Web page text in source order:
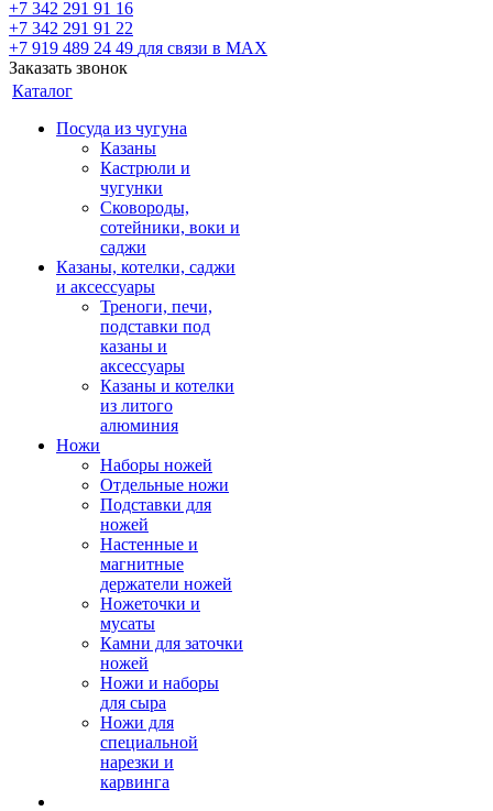
+7 342 291 91 16
+7 342 291 91 22
+7 919 489 24 49 для связи в МАХ
Заказать звонок
Каталог
Посуда из чугуна
Казаны
Кастрюли и
чугунки
Сковороды,
сотейники, воки и
саджи
Казаны, котелки, саджи
и аксессуары
Треноги, печи,
подставки под
казаны и
аксессуары
Казаны и котелки
из литого
алюминия
Ножи
Наборы ножей
Отдельные ножи
Подставки для
ножей
Настенные и
магнитные
держатели ножей
Ножеточки и
мусаты
Камни для заточки
ножей
Ножи и наборы
для сыра
Ножи для
специальной
нарезки и
карвинга